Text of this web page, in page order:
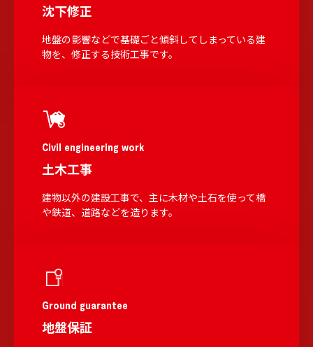
沈下修正
地盤の影響などで基礎ごと傾斜してしまっている建
物を、修正する技術工事です。
Civil engineering work
土木工事
建物以外の建設工事で、主に木材や土石を使って橋
や鉄道、道路などを造ります。
Ground guarantee
地盤保証